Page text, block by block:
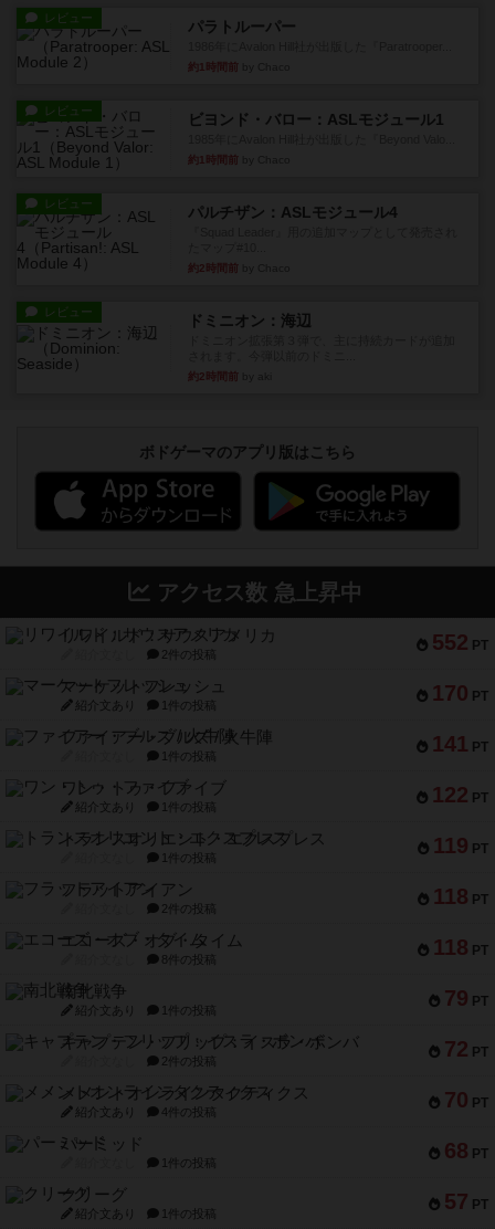
レビュー パラトルーパー
約1時間前
レビュー ビヨンド・バロー：ASLモジュール1
約1時間前
レビュー パルチザン：ASLモジュール4
約2時間前
レビュー ドミニオン：海辺
約2時間前
ボドゲーマのアプリ版はこちら
アクセス数 急上昇中
552 PT
リワイルド：サウスアメリカ
2件の投稿
170 PT
マーケットフレッシュ
紹介文あり 1件の投稿
141 PT
ファイアー・ブルズ / 火牛陣
1件の投稿
122 PT
ワン・トゥ・ファイブ
紹介文あり 1件の投稿
119 PT
トランスオリエント・エクスプレス
1件の投稿
118 PT
フラットアイアン
2件の投稿
118 PT
エコーズ・オブ・タイム
8件の投稿
79 PT
南北戦争
紹介文あり 1件の投稿
72 PT
キャプテン・フリップ：イスラ・ボンバ
2件の投稿
70 PT
メメントオンラインタクティクス
紹介文あり 4件の投稿
68 PT
パーミッド
1件の投稿
57 PT
クリーグ
紹介文あり 1件の投稿